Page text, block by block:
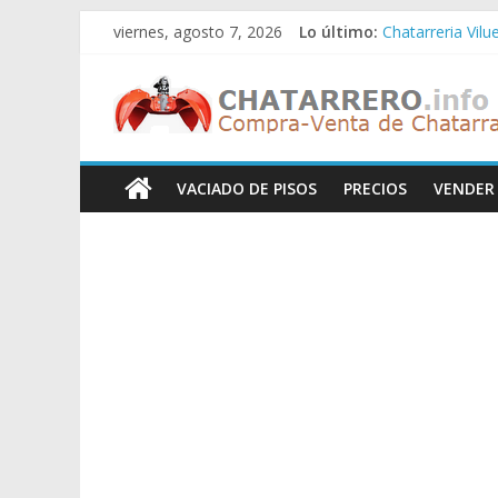
Saltar
contenido
viernes, agosto 7, 2026 Lo último: Chatarreria
Chatarreria
Chatarreria
Chatarreros
–
Precio
VACIADO DE PISOS PRECIOS